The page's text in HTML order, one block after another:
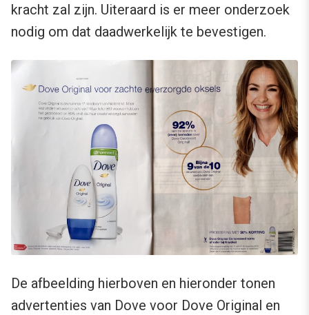
kracht zal zijn. Uiteraard is er meer onderzoek
nodig om dat daadwerkelijk te bevestigen.
De afbeelding hierboven en hieronder tonen
advertenties van Dove voor Dove Original en